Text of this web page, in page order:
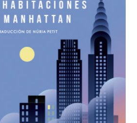
BUSCAR
LISTA DE LIBROS